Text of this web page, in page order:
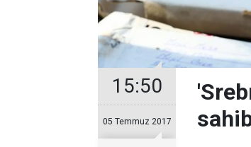
15:50
05 Temmuz 2017